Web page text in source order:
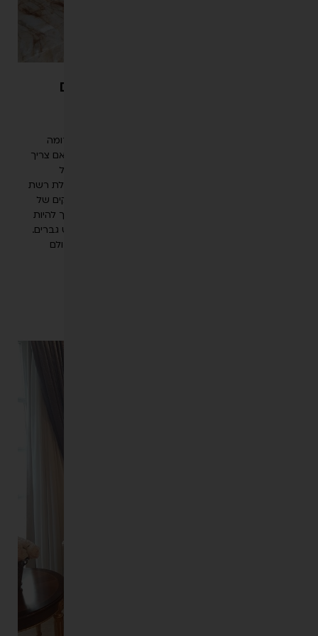
מיתוסים אודות טיפולים אסתטיים
הזרקות בעולם הביוטי קיימות כבר למעלה מ-30 שנים ודומה
שהביקוש רק הולך וגדל, לצד לא מעט מיתוסים בנושא. האם צריך
משכנתא לבוטוקס, האם הוא משתק הבעות ומה זה בכלל
אדריכלית יופי? פנינו לאנה ברנובסקי, אדריכלית היופי ובעלת רשת
קליניקות BEYOND, שתעשה לנו סדר ותתקן לנו את הסדקים של
המיתוסים הגדולים בעולם ההזרקות "לעשות בוטוקס" הפך להיות
סלנג שגור ויומיומי בקרב נשות ישראל והעולם וגם לא מעט גברים.
קשה להאמין שעד לא מזמן בוטוקס היה מוכר בעיקר בעולם